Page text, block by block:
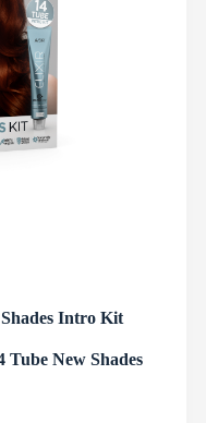
Intro Kit
New Shades